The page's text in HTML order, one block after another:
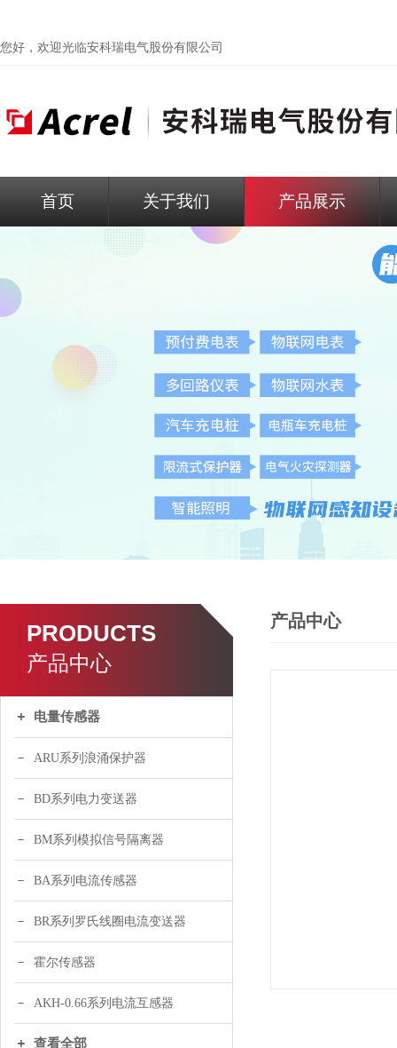
您好，欢迎光临安科瑞电气股份有限公司
首页 关于我们 产品展示
PRODUCTS
产品中心
电量传感器
ARU系列浪涌保护器
BD系列电力变送器
BM系列模拟信号隔离器
BA系列电流传感器
BR系列罗氏线圈电流变送器
霍尔传感器
AKH-0.66系列电流互感器
查看全部
产品中心